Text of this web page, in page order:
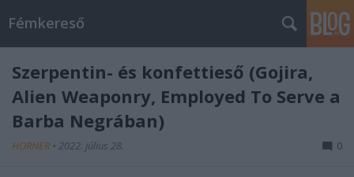
Fémkereső
Szerpentin- és konfettieső (Gojira,
Alien Weaponry, Employed To Serve a
Barba Negrában)
HORNER • 2022. július 28. 0